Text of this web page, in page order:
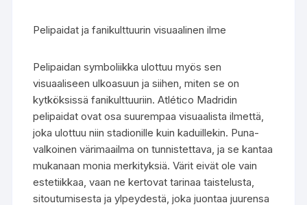
Pelipaidat ja fanikulttuurin visuaalinen ilme
Pelipaidan symboliikka ulottuu myös sen
visuaaliseen ulkoasuun ja siihen, miten se on
kytköksissä fanikulttuuriin. Atlético Madridin
pelipaidat ovat osa suurempaa visuaalista ilmettä,
joka ulottuu niin stadionille kuin kaduillekin. Puna-
valkoinen värimaailma on tunnistettava, ja se kantaa
mukanaan monia merkityksiä. Värit eivät ole vain
estetiikkaa, vaan ne kertovat tarinaa taistelusta,
sitoutumisesta ja ylpeydestä, joka juontaa juurensa